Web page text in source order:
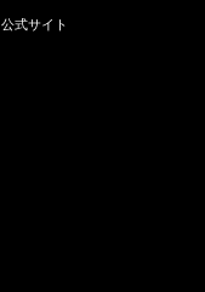
公式サイト